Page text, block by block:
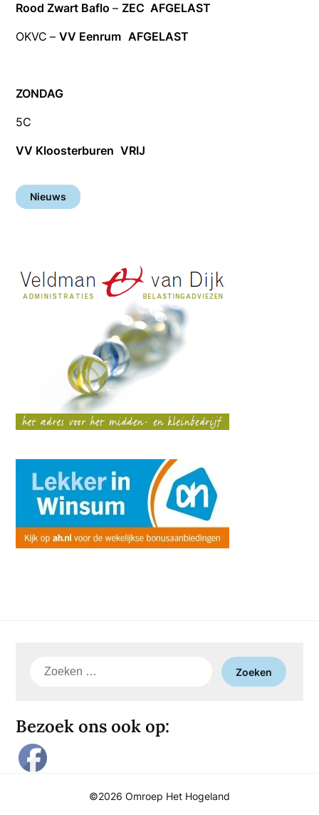
Rood Zwart Baflo–ZECAFGELAST
OKVC –VV Eenrum AFGELAST
ZONDAG
5C
VV Kloosterburen VRIJ
Nieuws
Zoeken
Bezoek ons ook op:
©2026 Omroep Het Hogeland